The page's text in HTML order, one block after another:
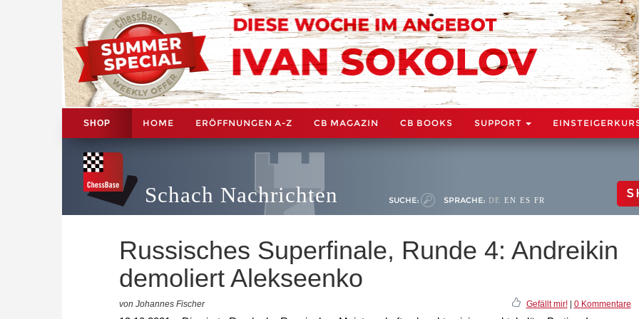
SHOP HOME ERÖFFNUNGEN A-Z CB MAGAZIN CB BOOKS SUPPORT
Schach Nachrichten SUCHE: SPRACHE: DE EN ES FR
Russisches Superfinale, Runde 4: Andreikin
demoliert Alekseenko
von Johannes Fischer Gefällt mir!| 0 Kommentare